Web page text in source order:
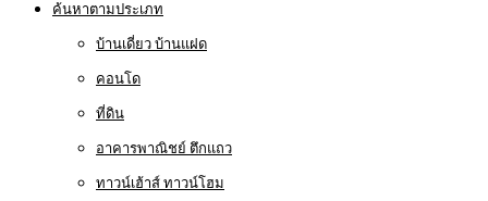
ค้นหาตามประเภท
บ้านเดี่ยว บ้านแฝด
คอนโด
ที่ดิน
อาคารพาณิชย์ ตึกแถว
ทาวน์เฮ้าส์ ทาวน์โฮม